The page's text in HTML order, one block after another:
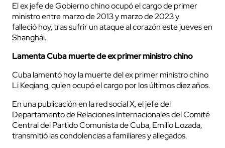
El ex jefe de Gobierno chino ocupó el cargo de primer
ministro entre marzo de 2013 y marzo de 2023 y
falleció hoy, tras sufrir un ataque al corazón este jueves en
Shanghái.
Lamenta Cuba muerte de ex primer ministro chino
Cuba lamentó hoy la muerte del ex primer ministro chino
Li Keqiang, quien ocupó el cargo por los últimos diez años.
En una publicación en la red social X, el jefe del
Departamento de Relaciones Internacionales del Comité
Central del Partido Comunista de Cuba, Emilio Lozada,
transmitió las condolencias a familiares y allegados.